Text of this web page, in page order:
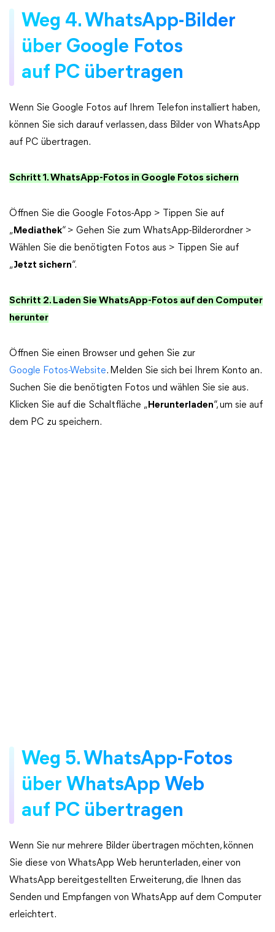
Weg 4. WhatsApp-Bilder
über Google Fotos
auf PC übertragen
Wenn Sie Google Fotos auf Ihrem Telefon installiert haben,
können Sie sich darauf verlassen, dass Bilder von WhatsApp
auf PC übertragen.
Schritt 1. WhatsApp-Fotos in Google Fotos sichern
Öffnen Sie die Google Fotos-App > Tippen Sie auf
„ Mediathek“ > Gehen Sie zum WhatsApp-Bilderordner >
Wählen Sie die benötigten Fotos aus > Tippen Sie auf
„Jetzt sichern“.
Schritt 2. Laden Sie WhatsApp-Fotos auf den Computer
herunter
Öffnen Sie einen Browser und gehen Sie zur
Google Fotos-Website. Melden Sie sich bei Ihrem Konto an.
Suchen Sie die benötigten Fotos und wählen Sie sie aus.
Klicken Sie auf die Schaltfläche „ Herunterladen“, um sie auf
dem PC zu speichern.
Weg 5. WhatsApp-Fotos
über WhatsApp Web
auf PC übertragen
Wenn Sie nur mehrere Bilder übertragen möchten, können
Sie diese von WhatsApp Web herunterladen, einer von
WhatsApp bereitgestellten Erweiterung, die Ihnen das
Senden und Empfangen von WhatsApp auf dem Computer
erleichtert.